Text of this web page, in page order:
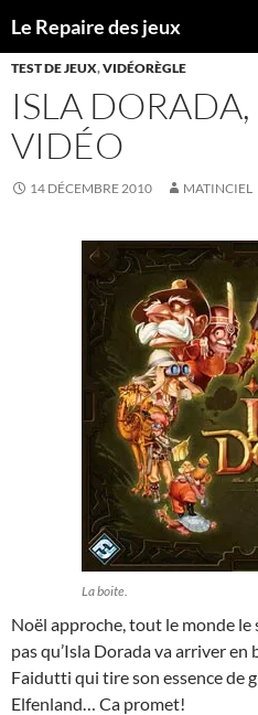
Le Repaire des jeux
AU
CONTENU
TEST DE JEUX,VIDÉORÈGLE
ISLA
VIDÉO
14 DÉCEMBRE 2010 MATINCIEL
La boite.
Noël approche, tout le monde le
pas qu’Isla Dorada va arriver
Faidutti qui tire son essence de
Elfenland… Ca promet!